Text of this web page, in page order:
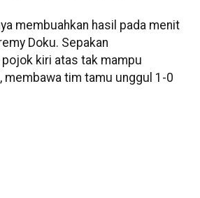
membuahkan hasil pada menit
Doku. Sepakan
kiri atas tak mampu
membawa tim tamu unggul 1-0